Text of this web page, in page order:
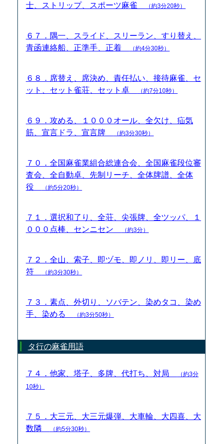
士、ストリップ、スポーツ麻雀
（約3分20秒）
６７．隅一、スライド、スリーラン、すり替え、
青函連絡船、正準手、正着
（約4分30秒）
６８．席替え、席決め、責任払い、接待麻雀、セ
ット、セット雀荘、セット卓
（約7分10秒）
６９．攻める、１０００オール、全欠け、疝気
筋、宣言ドラ、宣言牌
（約3分30秒）
７０．全国麻雀業組合総連合会、全国麻雀段位審
査会、全自動卓、先制リーチ、全体牌譜、全体
役
（約5分20秒）
７１．選択和了り、全荘、尖張牌、全ツッパ、１
０００点棒、センニセン
（約3分）
７２．全山、索子、即ヅモ、即ノリ、即リー、底
符
（約3分30秒）
７３．素点、外切り、ソバテン、染めタコ、染め
手、染める
（約3分50秒）
タ行の麻雀用語
７４．他家、塔子、多牌、代打ち、対局
（約3分
10秒）
７５．大三元、大三元爆弾、大車輪、大四喜、大
数隣
（約5分30秒）